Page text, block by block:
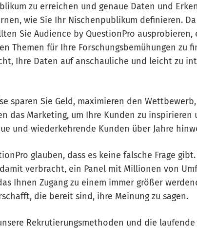
zu erreichen und genaue Daten und
wie Sie Ihr Nischenpublikum definieren.
Sie Audience by QuestionPro
Themen für Ihre Forschungsbemühungen zu
Ihre Daten auf anschauliche und leicht zu
sparen Sie Geld, maximieren den
das Marketing, um Ihre Kunden zu
und wiederkehrende Kunden über Jahre
glauben, dass es keine falsche Frage
verbracht, ein Panel mit Millionen von
Ihnen Zugang zu einem immer größer
die bereit sind, ihre Meinung zu sagen.
Rekrutierungsmethoden und die